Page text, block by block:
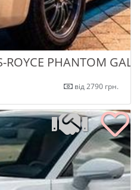
PHANTOM
від 2790 грн.